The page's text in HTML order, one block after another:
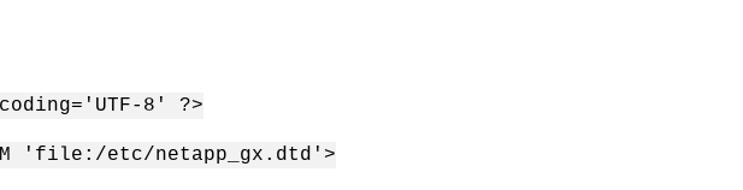
8' ?>
'file:/etc/netapp_gx.dtd'>